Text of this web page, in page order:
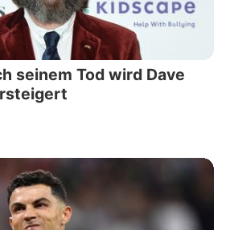
seinem Tod wird Dave